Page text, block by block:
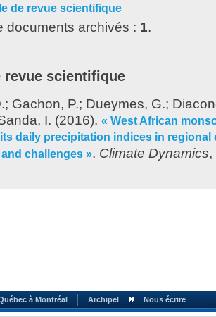
de revue scientifique
documents archivés : 1.
revue scientifique
; Gachon, P.; Dueymes, G.;
I. (2016). « West African
daily precipitation indices in regional
challenges ». Climate Dynamics,
à Montréal Archipel Nous écrire